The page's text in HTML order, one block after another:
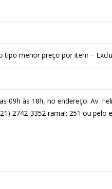
menor preço por item –
09h às 18h, no endereço: Av.
2742-3352 ramal: 251 ou pelo